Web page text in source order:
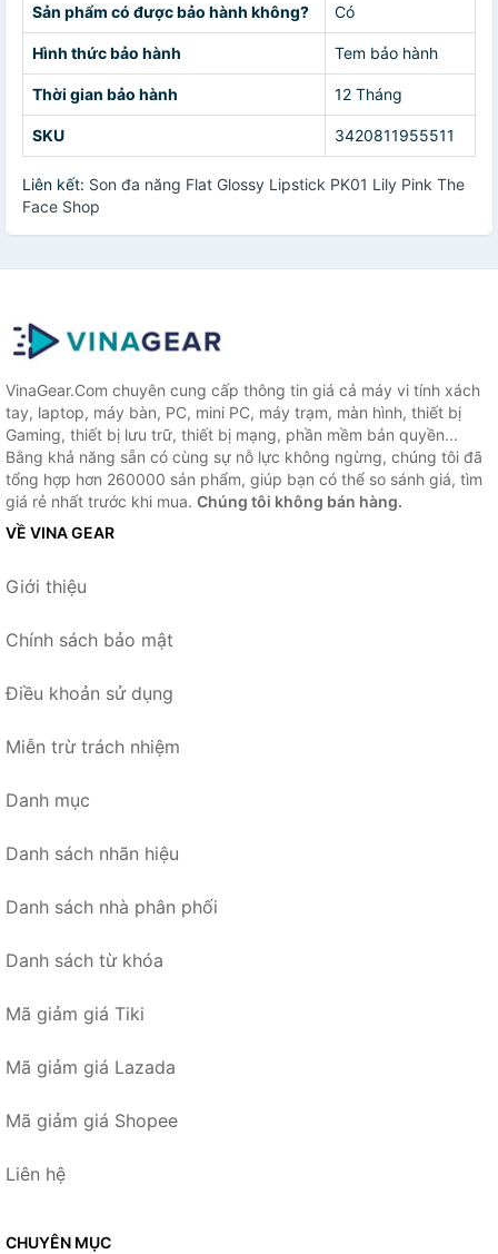
Sản phẩm có được bảo hành không? Có
Hình thức bảo hành Tem bảo hành
Thời gian bảo hành 12 Tháng
SKU 3420811955511
Liên kết: Son đa năng Flat Glossy Lipstick PK01 Lily Pink The
Face Shop
VinaGear.Com chuyên cung cấp thông tin giá cả máy vi tính xách
tay, laptop, máy bàn, PC, mini PC, máy trạm, màn hình, thiết bị
Gaming, thiết bị lưu trữ, thiết bị mạng, phần mềm bản quyền...
Bằng khả năng sẵn có cùng sự nỗ lực không ngừng, chúng tôi đã
tổng hợp hơn 260000 sản phẩm, giúp bạn có thể so sánh giá, tìm
giá rẻ nhất trước khi mua. Chúng tôi không bán hàng.
VỀ VINA GEAR
Giới thiệu
Chính sách bảo mật
Điều khoản sử dụng
Miễn trừ trách nhiệm
Danh mục
Danh sách nhãn hiệu
Danh sách nhà phân phối
Danh sách từ khóa
Mã giảm giá Tiki
Mã giảm giá Lazada
Mã giảm giá Shopee
Liên hệ
CHUYÊN MỤC